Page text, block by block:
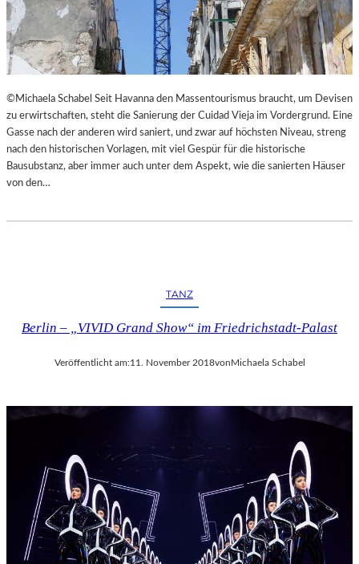
E
S
T
H
E
T
E
R
I
M
L
A
N
E
S
T
H
E
E
E
B
E
©Michaela Schabel Seit Havanna den Massentourismus braucht, um Devisen
zu erwirtschaften, steht die Sanierung der Cuidad Vieja im Vordergrund. Eine
Gasse nach der anderen wird saniert, und zwar auf höchsten Niveau, streng
nach den historischen Vorlagen, mit viel Gespür für die historische
Bausubstanz, aber immer auch unter dem Aspekt, wie die sanierten Häuser
von den…
TANZ
Berlin – „VIVID Grand Show“ im Friedrichstadt-Palast
Veröffentlicht am:11. November 2018vonMichaela Schabel